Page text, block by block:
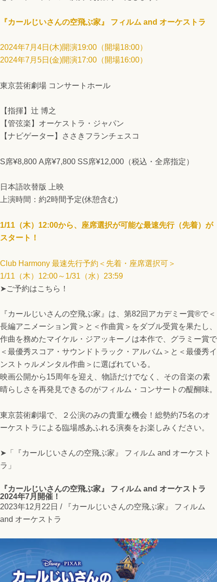
『カールじいさんの空飛ぶ家』 フィルム and オーケストラ
2024年7月4日(木)開演19:00（開場18:00）
2024年7月5日(金)開演17:00（開場16:00）
東京芸術劇場 コンサートホール
【指揮】辻 博之
【管弦楽】オーケストラ・ジャパン
【ナビゲーター】ささきフランチェスコ
S席¥8,800 A席¥7,800 SS席¥12,000（税込・全席指定）
日本語吹替版 上映
上演時間：約2時間予定(休憩含む)
1/11（木）12:00から、座席選択が可能な最速先行（先着）が
スタート！
Club Harmony 最速先行予約＜先着・座席選択可＞
1/11（木）12:00～1/31（水）23:59
➤ご予約はこちら！
『カールじいさんの空飛ぶ家』は、第82回アカデミー賞®︎で＜
長編アニメーション賞＞と＜作曲賞＞をダブル受賞を果たし、
作曲を務めたマイケル・ジアッキーノは本作で、グラミー賞で
＜最優秀スコア・サウンドトラック・アルバム＞と＜最優秀イ
ンストゥルメンタル作曲＞に選ばれている。
映画公開から15周年を迎え、物語だけでなく、その音楽の素
晴らしさを再発見できるのがフィルム・コンサートの醍醐味。
東京芸術劇場で、２公演のみの貴重な機会！総勢約75名のオ
ーケストラによる臨場感あふれる演奏をお楽しみください。
➤「『カールじいさんの空飛ぶ家』 フィルム and オーケスト
ラ」
『カールじいさんの空飛ぶ家』 フィルム and オーケストラ
2024年7月開催！
2023年12月22日 /
『カールじいさんの空飛ぶ家』 フィルム
and オーケストラ